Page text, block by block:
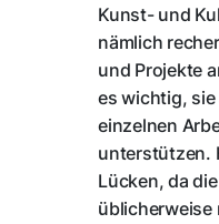
Kunst- und
nämlich
und Projekte
es wichtig,
einzelnen
unterstützen.
Lücken, da
üblicherweise